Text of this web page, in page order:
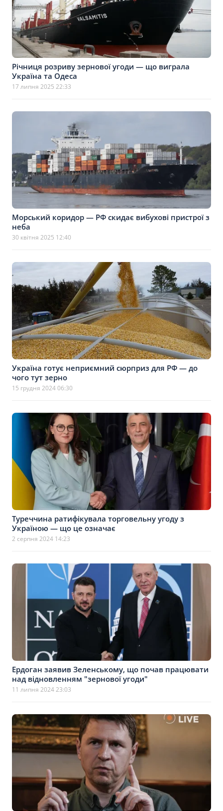
Річниця розриву зернової угоди — що виграла
Україна та Одеса
17 липня 2025 22:33
Морський коридор — РФ скидає вибухові пристрої з
неба
30 квітня 2025 12:40
Україна готує неприємний сюрприз для РФ — до
чого тут зерно
15 грудня 2024 06:30
Туреччина ратифікувала торговельну угоду з
Україною — що це означає
2 серпня 2024 14:23
Ердоган заявив Зеленському, що почав працювати
над відновленням "зернової угоди"
11 липня 2024 23:03